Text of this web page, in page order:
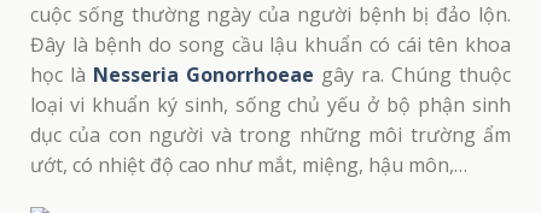
cuộc sống thường ngày của người bệnh bị đảo lộn.
Đây là bệnh do song cầu lậu khuẩn có cái tên khoa
học là Nesseria Gonorrhoeae gây ra. Chúng thuộc
loại vi khuẩn ký sinh, sống chủ yếu ở bộ phận sinh
dục của con người và trong những môi trường ẩm
ướt, có nhiệt độ cao như mắt, miệng, hậu môn,…